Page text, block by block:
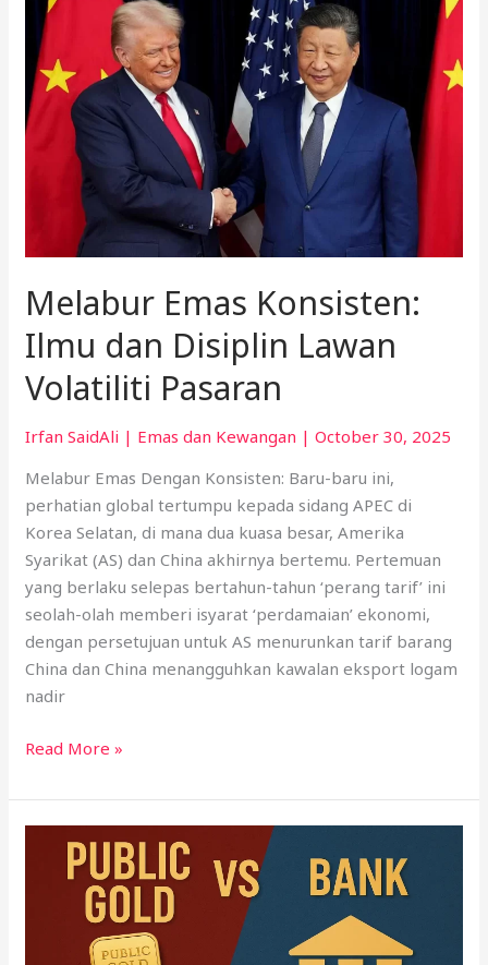
Melabur Emas Konsisten:
Ilmu dan Disiplin Lawan
Volatiliti Pasaran
Irfan SaidAli | Emas dan Kewangan |October 30, 2025
Melabur Emas Dengan Konsisten: Baru-baru ini,
perhatian global tertumpu kepada sidang APEC di
Korea Selatan, di mana dua kuasa besar, Amerika
Syarikat (AS) dan China akhirnya bertemu. Pertemuan
yang berlaku selepas bertahun-tahun ‘perang tarif’ ini
seolah-olah memberi isyarat ‘perdamaian’ ekonomi,
dengan persetujuan untuk AS menurunkan tarif barang
China dan China menangguhkan kawalan eksport logam
nadir
Konsisten:
Ilmu
dan
Disiplin
Lawan
Volatiliti
Pasaran
Read More »
Public
Bezanya